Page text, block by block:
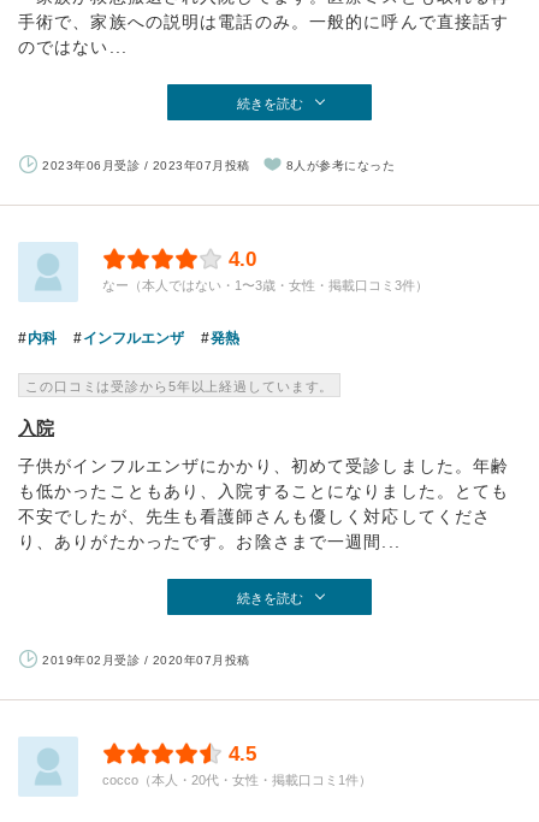
手術で、家族への説明は電話のみ。一般的に呼んで直接話す
のではない...
続きを読む
2023年06月受診 / 2023年07月投稿 8人が参考になった
4.0
なー（本人ではない・1〜3歳・女性・掲載口コミ3件）
内科 インフルエンザ 発熱
この口コミは受診から5年以上経過しています。
入院
子供がインフルエンザにかかり、初めて受診しました。年齢
も低かったこともあり、入院することになりました。とても
不安でしたが、先生も看護師さんも優しく対応してくださ
り、ありがたかったです。お陰さまで一週間...
続きを読む
2019年02月受診 / 2020年07月投稿
4.5
cocco（本人・20代・女性・掲載口コミ1件）